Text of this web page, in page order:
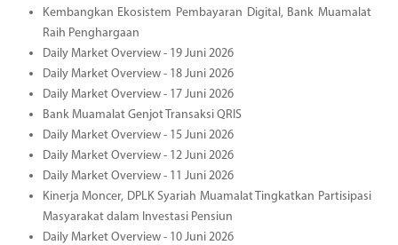
Kembangkan Ekosistem Pembayaran Digital, Bank Muamalat
Raih Penghargaan
Daily Market Overview - 19 Juni 2026
Daily Market Overview - 18 Juni 2026
Daily Market Overview - 17 Juni 2026
Bank Muamalat Genjot Transaksi QRIS
Daily Market Overview - 15 Juni 2026
Daily Market Overview - 12 Juni 2026
Daily Market Overview - 11 Juni 2026
Kinerja Moncer, DPLK Syariah Muamalat Tingkatkan Partisipasi
Masyarakat dalam Investasi Pensiun
Daily Market Overview - 10 Juni 2026